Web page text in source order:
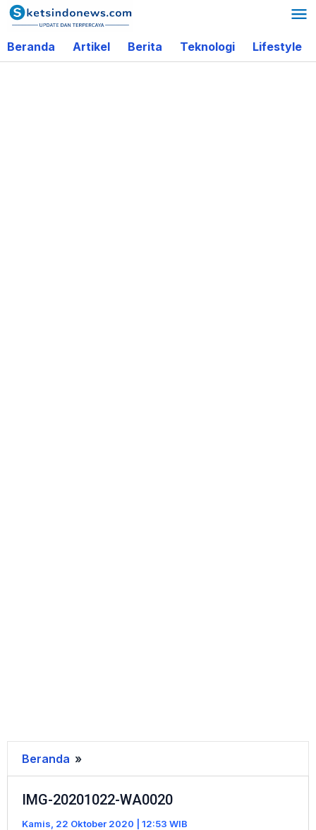
Lewati
ke
konten
Beranda Artikel Berita Teknologi Lifestyle
Beranda »
20201022-
WA0020
IMG-20201022-WA0020
Kamis, 22 Oktober 2020 | 12:53 WIB